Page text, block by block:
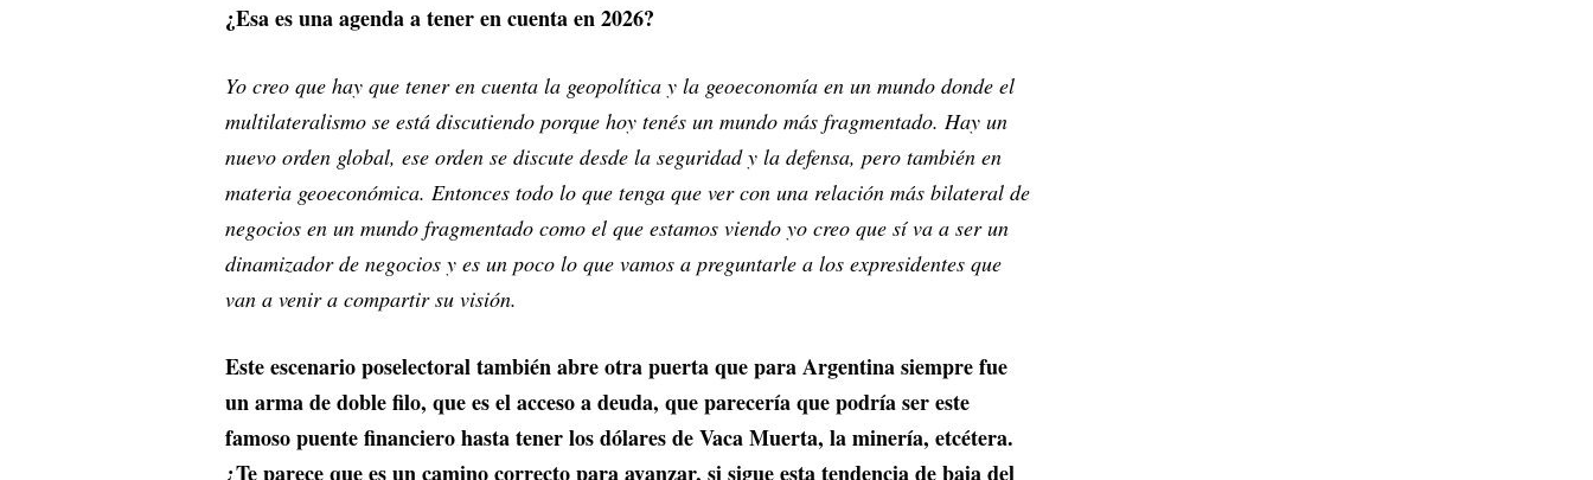
¿Esa es una agenda a tener en cuenta en 2026?
Yo creo que hay que tener en cuenta la geopolítica y la geoeconomía en un mundo donde el
multilateralismo se está discutiendo porque hoy tenés un mundo más fragmentado. Hay un
nuevo orden global, ese orden se discute desde la seguridad y la defensa, pero también en
materia geoeconómica. Entonces todo lo que tenga que ver con una relación más bilateral de
negocios en un mundo fragmentado como el que estamos viendo yo creo que sí va a ser un
dinamizador de negocios y es un poco lo que vamos a preguntarle a los expresidentes que
van a venir a compartir su visión.
Este escenario poselectoral también abre otra puerta que para Argentina siempre fue
un arma de doble filo, que es el acceso a deuda, que parecería que podría ser este
famoso puente financiero hasta tener los dólares de Vaca Muerta, la minería, etcétera.
¿Te parece que es un camino correcto para avanzar, si sigue esta tendencia de baja del